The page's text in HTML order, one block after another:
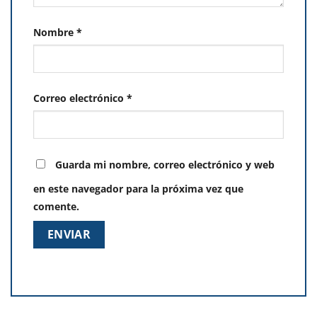
Nombre *
Correo electrónico *
Guarda mi nombre, correo electrónico y web
en este navegador para la próxima vez que
comente.